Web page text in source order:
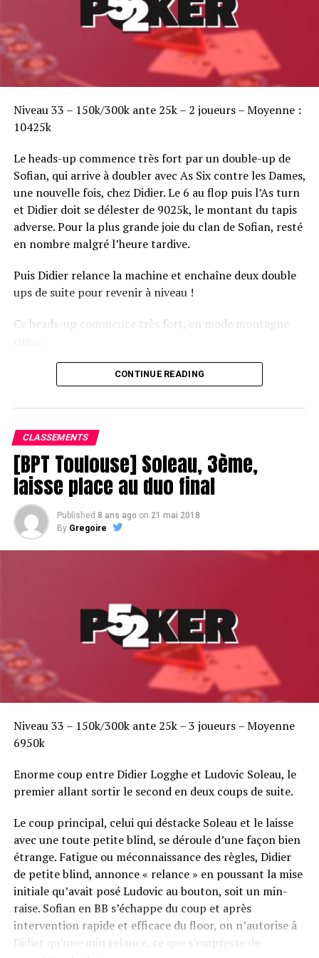
Niveau 33 – 150k/300k ante 25k – 2 joueurs – Moyenne :
10425k
Le heads-up commence très fort par un double-up de
Sofian, qui arrive à doubler avec As Six contre les Dames,
une nouvelle fois, chez Didier. Le 6 au flop puis l’As turn
et Didier doit se délester de 9025k, le montant du tapis
adverse. Pour la plus grande joie du clan de Sofian, resté
en nombre malgré l’heure tardive.
Puis Didier relance la machine et enchaîne deux double
ups de suite pour revenir à niveau !
Ce heads-up commence très fort, en mode montagne
Le champagne va réchauffer si les deux finalistes ne se décident pas !
CONTINUE READING
CLASSEMENTS
[BPT Toulouse] Soleau, 3ème,
laisse place au duo final
Published 8 ans ago on 21 mai 2018
By Gregoire
Niveau 33 – 150k/300k ante 25k – 3 joueurs – Moyenne
6950k
Enorme coup entre Didier Logghe et Ludovic Soleau, le
premier allant sortir le second en deux coups de suite.
Le coup principal, celui qui déstacke Soleau et le laisse
avec une toute petite blind, se déroule d’une façon bien
étrange. Fatigue ou méconnaissance des règles, Didier
de petite blind, annonce « relance » en poussant la mise
initiale qu’avait posé Ludovic au bouton, soit un min-
raise. Sofian en BB s’échappe du coup et après
intervention rapide et efficace du floor, on n’autorise à
Didier qu’une min relance, ce que s’empresse de